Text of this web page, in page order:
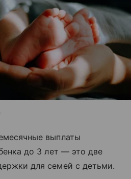
выплаты
до 3 лет — это две
для семей с детьми.